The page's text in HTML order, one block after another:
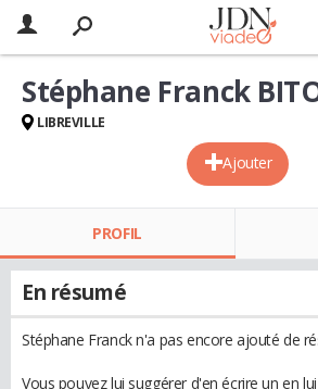
Ajouter
Stéphane Franck
LIBREVILLE
PROFIL
En résumé
Stéphane Franck n'a pas encore ajouté de
Vous pouvez lui suggérer d'en écrire un en